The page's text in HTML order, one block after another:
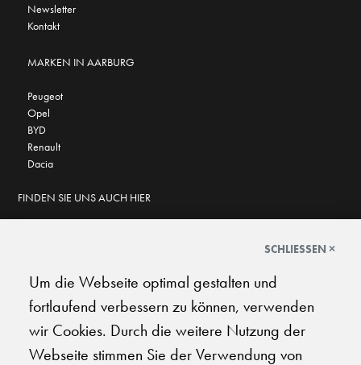
Newsletter
Kontakt
MARKEN IN AARBURG
Peugeot
Opel
BYD
Renault
Dacia
FINDEN SIE UNS AUCH HIER
4.6 ★★★★★
★★★★★
SCHLIESSEN ×
Um die Webseite optimal gestalten und
fortlaufend verbessern zu können, verwenden
wir Cookies. Durch die weitere Nutzung der
Webseite stimmen Sie der Verwendung von